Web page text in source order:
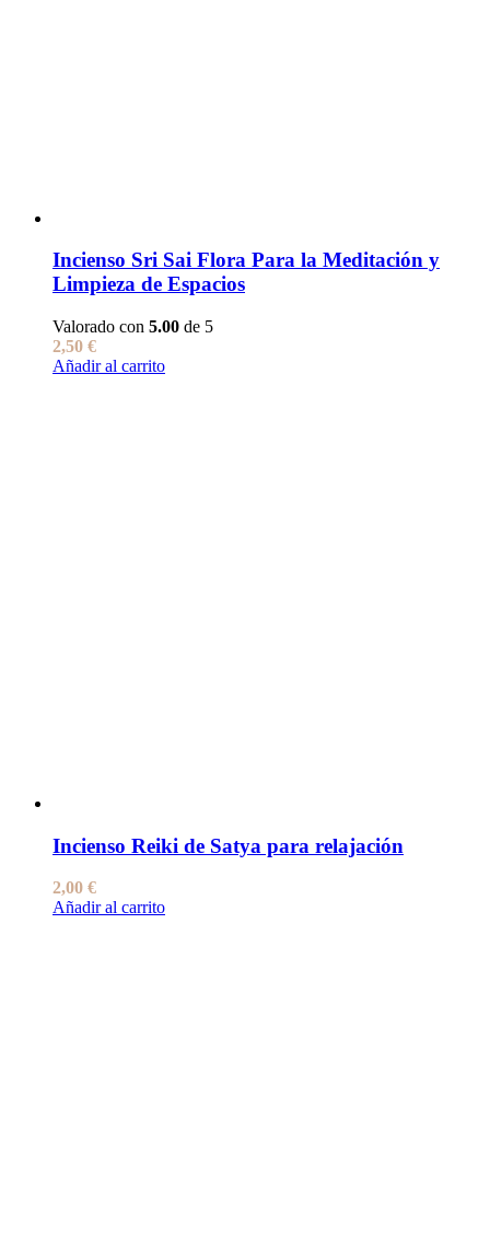
Incienso Sri Sai Flora Para la Meditación y
Limpieza de Espacios
Valorado con 5.00 de 5
2,50 €
Añadir al carrito
Incienso Reiki de Satya para relajación
2,00 €
Añadir al carrito